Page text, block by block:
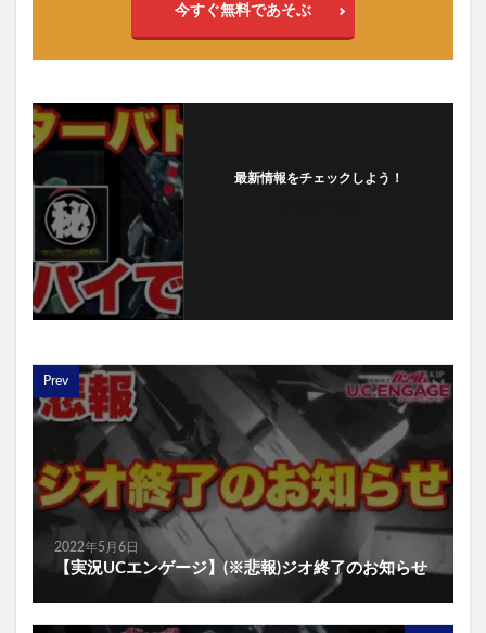
今すぐ無料であそぶ
最新情報をチェックしよう！
Prev
2022年5月6日
【実況UCエンゲージ】(※悲報)ジオ終了のお知らせ